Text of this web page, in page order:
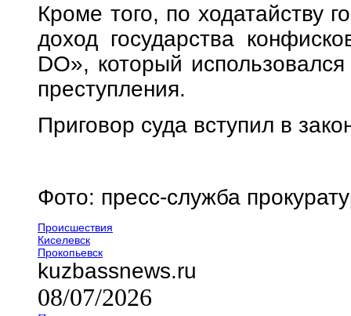
Кроме того, по ходатайству
доход государства
DO», который
преступления.
Приговор суда вступил в
Фото: пресс-служба
Происшествия
Киселевск
Прокопьевск
kuzbassnews.ru
08/07/2026